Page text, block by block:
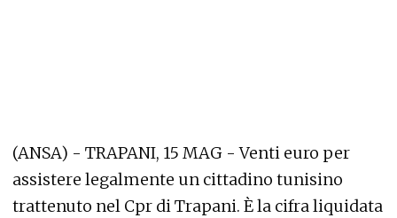
(ANSA) - TRAPANI, 15 MAG - Venti euro per
assistere legalmente un cittadino tunisino
trattenuto nel Cpr di Trapani. È la cifra liquidata